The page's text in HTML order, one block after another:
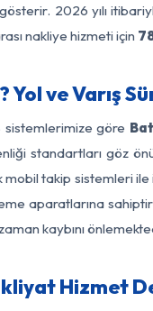
2026 yılı
nakliye hizmeti için
ve Varış
sistemlerimize göre
standartları
mobil takip sistemleri
aparatlarına
kaybını
Hizmet